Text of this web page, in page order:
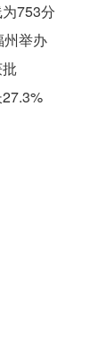
753分
州举办